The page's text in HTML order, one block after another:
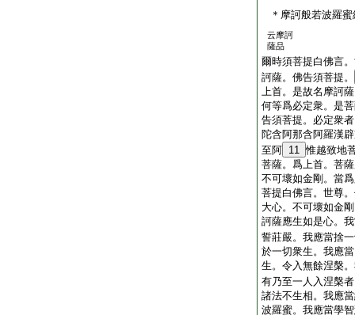
＊摩訶般若波羅蜜
云摩訶
薩品
爾時須菩提白佛言
訶薩。佛告須菩提。
上首。是故名摩訶
何等爲必定衆。是
告須菩提。必定衆
陀含阿那含阿羅漢
至阿 11 惟越致地
菩薩。爲上首。菩
不可壞如金剛。當
菩提白佛言。世尊
大心。不可壞如金
訶薩應生如是心。
誓莊嚴。我應當捨
於一切衆生。我應
生。令入無餘涅槃
有乃至一人入涅槃
諸法不生相。我應
波羅蜜。我應當學